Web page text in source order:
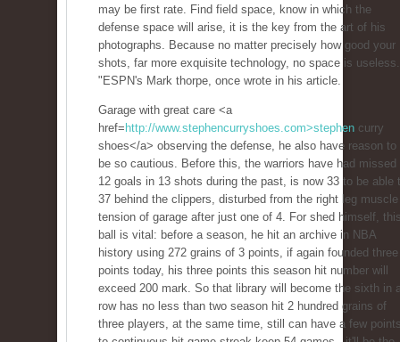
may be first rate. Find field space, know in which the
defense space will arise, it is the key from the art of his
photographs. Because no matter precisely how good your
shots, far more exquisite technology, no space is useless.
"ESPN's Mark thorpe, once wrote in his article.
Garage with great care <a
href= http://www.stephencurryshoes.com>stephen curry
shoes</a> observing the defense, he also have reason to
be so cautious. Before this, the warriors have had missed
12 goals in 13 shots during the past, is now 33 to be able
37 behind the clippers, disturbed from the right leg muscle
tension of garage after just one of 4. For shed himself,
ball is vital: before a season, he hit an archive in NBA
history using 272 grains of 3 points, if again founded three
points today, his three points this season hit number will
exceed 200 mark. So that library will become the sixth in
row has no less than two season hit 2 hundred grains of
three players, at the same time, still can have a few